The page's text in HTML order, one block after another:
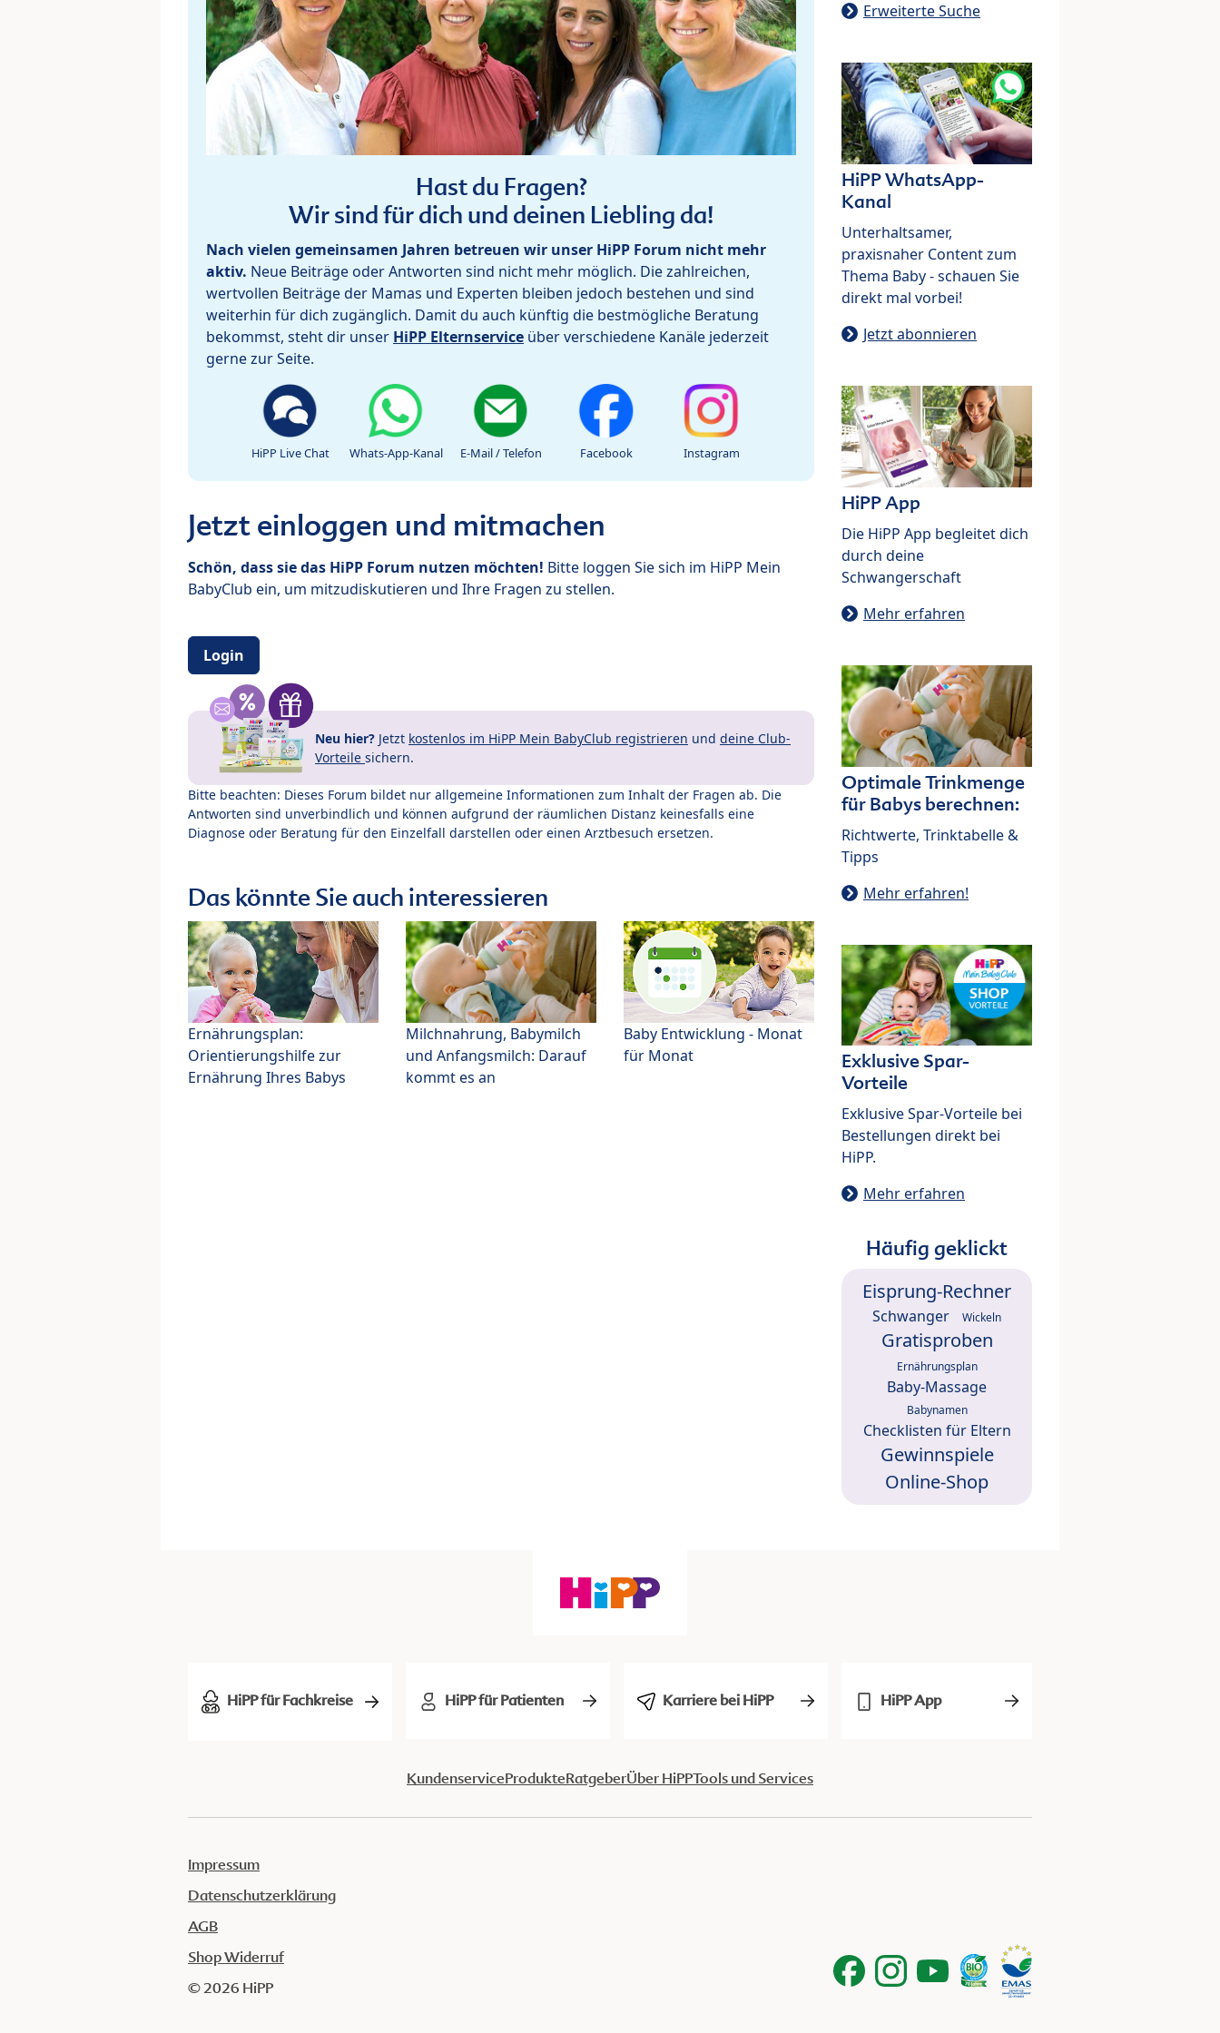
Hast du Fragen?
Wir sind für dich und deinen Liebling da!
Nach vielen gemeinsamen Jahren betreuen wir unser HiPP Forum nicht mehr
aktiv. Neue Beiträge oder Antworten sind nicht mehr möglich. Die zahlreichen,
wertvollen Beiträge der Mamas und Experten bleiben jedoch bestehen und sind
weiterhin für dich zugänglich. Damit du auch künftig die bestmögliche Beratung
bekommst, steht dir unser HiPP Elternservice über verschiedene Kanäle jederzeit
gerne zur Seite.
HiPP Live Chat Whats-App-Kanal E-Mail / Telefon Facebook Instagram
Jetzt einloggen und mitmachen
Schön, dass sie das HiPP Forum nutzen möchten! Bitte loggen Sie sich im HiPP Mein
BabyClub ein, um mitzudiskutieren und Ihre Fragen zu stellen.
Login
Neu hier? Jetzt kostenlos im HiPP Mein BabyClub registrieren und deine Club-
Vorteile sichern.
Bitte beachten: Dieses Forum bildet nur allgemeine Informationen zum Inhalt der Fragen ab. Die
Antworten sind unverbindlich und können aufgrund der räumlichen Distanz keinesfalls eine
Diagnose oder Beratung für den Einzelfall darstellen oder einen Arztbesuch ersetzen.
Das könnte Sie auch interessieren
Ernährungsplan:
Orientierungshilfe zur
Ernährung Ihres Babys
Milchnahrung, Babymilch
und Anfangsmilch: Darauf
kommt es an
Baby Entwicklung - Monat
für Monat
Erweiterte Suche
HiPP WhatsApp-
Kanal
Unterhaltsamer,
praxisnaher Content zum
Thema Baby - schauen Sie
direkt mal vorbei!
Jetzt abonnieren
HiPP App
Die HiPP App begleitet dich
durch deine
Schwangerschaft
Mehr erfahren
Optimale Trinkmenge
für Babys berechnen:
Richtwerte, Trinktabelle &
Tipps
Mehr erfahren!
Exklusive Spar-
Vorteile
Exklusive Spar-Vorteile bei
Bestellungen direkt bei
HiPP.
Mehr erfahren
Häufig geklickt
Eisprung-Rechner
Schwanger Wickeln
Gratisproben
Ernährungsplan
Baby-Massage
Babynamen
Checklisten für Eltern
Gewinnspiele
Online-Shop
HiPP für Fachkreise HiPP für Patienten Karriere bei HiPP HiPP App
KundenserviceProdukteRatgeberÜber HiPPTools und Services
Impressum
Datenschutzerklärung
AGB
Shop Widerruf
© 2026 HiPP